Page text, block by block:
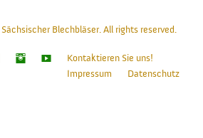
Blechbläser. All rights reserved.
Kontaktieren Sie uns!
Impressum
Datenschutz